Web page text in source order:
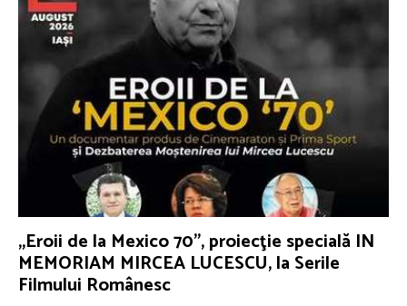
„Eroii de la Mexico 70”, proiecţie specială IN
MEMORIAM MIRCEA LUCESCU, la Serile
Filmului Românesc